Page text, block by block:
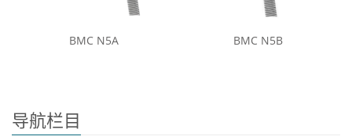
BMC N5A BMC N5B
导航栏目